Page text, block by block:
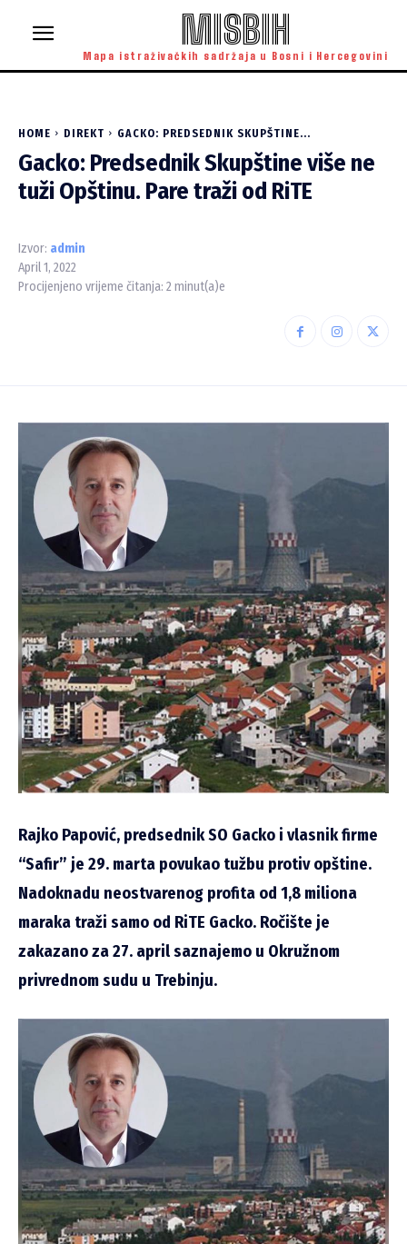
MISBIH
Mapa istraživačkih sadržaja u Bosni i Hercegovini
HOME DIREKT GACKO: PREDSEDNIK SKUPŠTINE...
Gacko: Predsednik Skupštine više ne
tuži Opštinu. Pare traži od RiTE
Izvor: admin
April 1, 2022
Procijenjeno vrijeme čitanja: 2 minut(a)e
Rajko Papović, predsednik SO Gacko i vlasnik firme
“Safir” je 29. marta povukao tužbu protiv opštine.
Nadoknadu neostvarenog profita od 1,8 miliona
maraka traži samo od RiTE Gacko. Ročište je
zakazano za 27. april saznajemo u Okružnom
privrednom sudu u Trebinju.